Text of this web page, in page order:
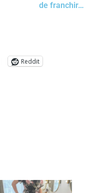
de franchir…
Reddit